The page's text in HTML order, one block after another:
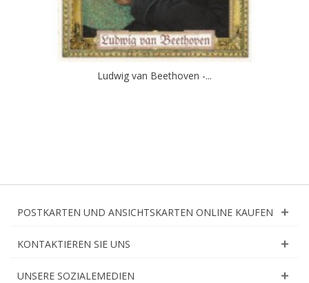
Ludwig van Beethoven -...
POSTKARTEN UND ANSICHTSKARTEN ONLINE KAUFEN
KONTAKTIEREN SIE UNS
UNSERE SOZIALEMEDIEN